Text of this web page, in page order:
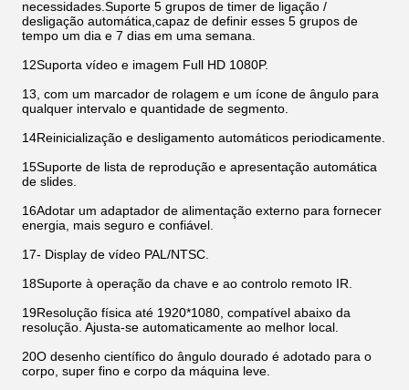
necessidades.Suporte 5 grupos de timer de ligação /
desligação automática,capaz de definir esses 5 grupos de
tempo um dia e 7 dias em uma semana.
12Suporta vídeo e imagem Full HD 1080P.
13, com um marcador de rolagem e um ícone de ângulo para
qualquer intervalo e quantidade de segmento.
14Reinicialização e desligamento automáticos periodicamente.
15Suporte de lista de reprodução e apresentação automática
de slides.
16Adotar um adaptador de alimentação externo para fornecer
energia, mais seguro e confiável.
17- Display de vídeo PAL/NTSC.
18Suporte à operação da chave e ao controlo remoto IR.
19Resolução física até 1920*1080, compatível abaixo da
resolução. Ajusta-se automaticamente ao melhor local.
20O desenho científico do ângulo dourado é adotado para o
corpo, super fino e corpo da máquina leve.